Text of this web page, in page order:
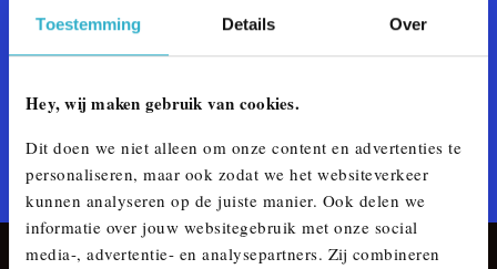
Toestemming Details Over
Hey, wij maken gebruik van cookies.
Dit doen we niet alleen om onze content en advertenties te
personaliseren, maar ook zodat we het websiteverkeer
kunnen analyseren op de juiste manier. Ook delen we
informatie over jouw websitegebruik met onze social
media-, advertentie- en analysepartners. Zij combineren
WAAR BEN JE NAAR OP ZOEK?
MINI Ruitschade